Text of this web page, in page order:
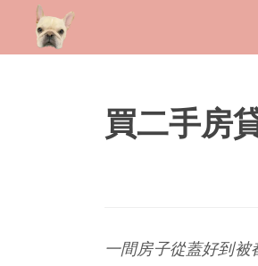
買二手房
一間房子從蓋好到